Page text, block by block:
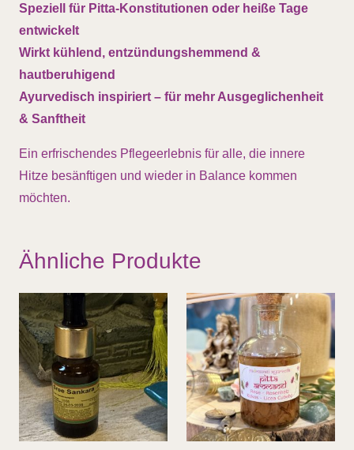
Speziell für Pitta-Konstitutionen oder heiße Tage
entwickelt
Wirkt kühlend, entzündungshemmend &
hautberuhigend
Ayurvedisch inspiriert – für mehr Ausgeglichenheit
& Sanftheit
Ein erfrischendes Pflegeerlebnis für alle, die innere
Hitze besänftigen und wieder in Balance kommen
möchten.
Ähnliche Produkte